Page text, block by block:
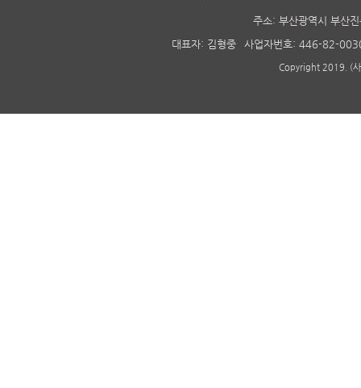
주소: 부산광역시 부산
대표자: 김형중
사업자번호: 446-82-
Copyright 2019. (사